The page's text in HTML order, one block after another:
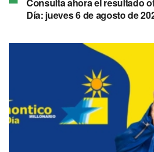
Día: jueves 6 de agosto de